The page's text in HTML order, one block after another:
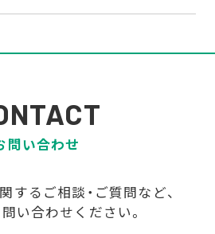
問い合わせ
するご相談・ご質問など、
い合わせください。